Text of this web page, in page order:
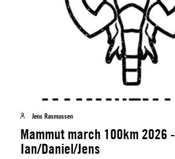
Jens Rasmussen
Mammut march 100km 2026 -
Ian/Daniel/Jens